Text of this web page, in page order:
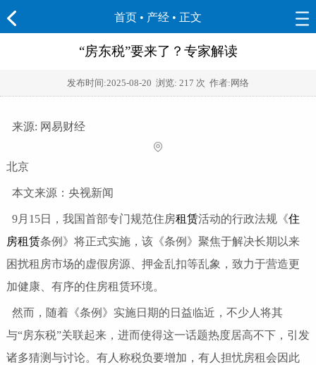
首页 • 产经 • 正文
“房东税”要来了？专家解读
发布时间:2025-08-20 浏览: 217 次 作者:网络
来源: 网易财经
北京
本文来源：央视新闻
9月15日，我国首部专门规范住房租赁活动的行政法规《住
房租赁条例》将正式实施，该《条例》聚焦于解决长期以来
困扰租房市场的虚假房源、押金乱扣等乱象，致力于营造更
加健康、有序的住房租赁环境。
然而，随着《条例》实施日期的日益临近，不少人将其
与“房东税”关联起来，进而使得这一话题热度居高不下，引发
诸多猜测与讨论。有人称税负要增加，有人担忧房租会因此